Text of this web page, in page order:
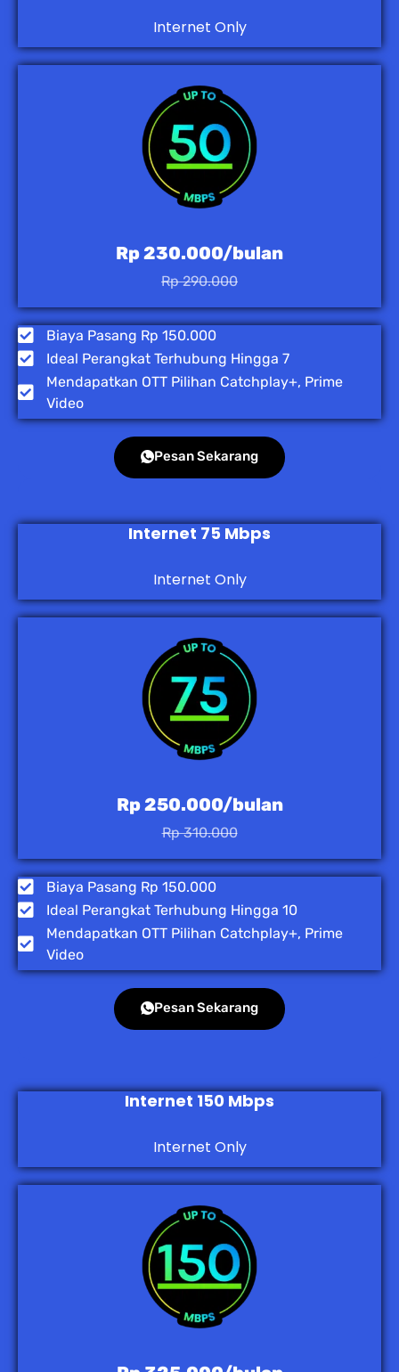
Internet Only
Rp 230.000/bulan
Rp 290.000
Biaya Pasang Rp 150.000
Ideal Perangkat Terhubung Hingga 7
Mendapatkan OTT Pilihan Catchplay+, Prime
Video
Pesan Sekarang
Internet 75 Mbps
Internet Only
Rp 250.000/bulan
Rp 310.000
Biaya Pasang Rp 150.000
Ideal Perangkat Terhubung Hingga 10
Mendapatkan OTT Pilihan Catchplay+, Prime
Video
Pesan Sekarang
Internet 150 Mbps
Internet Only